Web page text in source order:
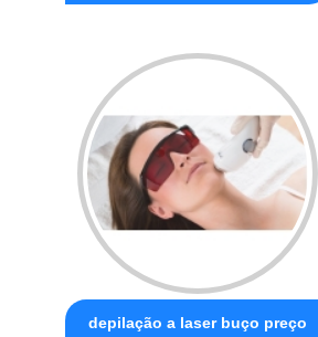
depilação a laser buço preço